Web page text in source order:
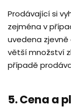
Prodávající si
zejména v
uvedena
větší množství
případě
5. Cena a